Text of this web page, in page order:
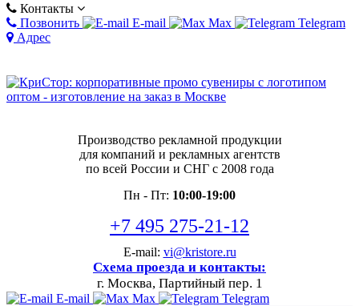
Контакты
Позвонить
E-mail Max
Telegram
Адрес
Производство рекламной продукции
для компаний и рекламных агентств
по всей России и СНГ с 2008 года
Пн - Пт: 10:00-19:00
+7 495 275-21-12
E-mail: vi@kristore.ru
Схема проезда и контакты:
г. Москва, Партийный пер. 1
E-mail Max Telegram